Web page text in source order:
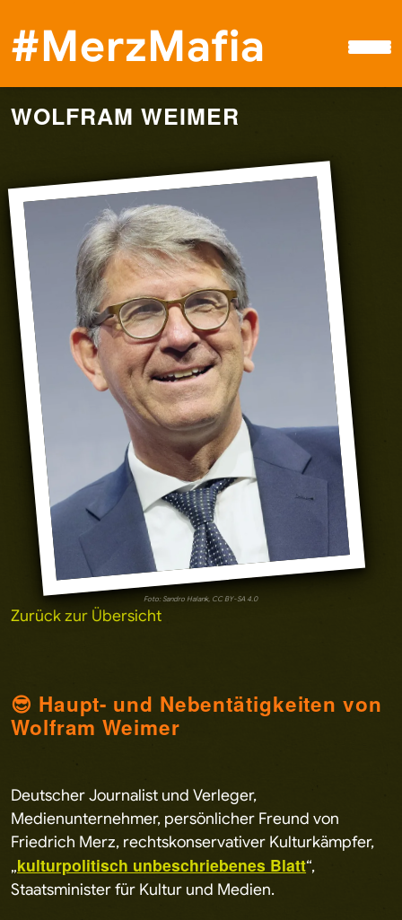
#MerzMafia
#MerzMafia
Boykott
Spenden
WOLFRAM WEIMER
Foto: Sandro Halank, CC BY-SA 4.0
Zurück zur Übersicht
😎 Haupt- und Nebentätigkeiten von
Wolfram Weimer
Deutscher Journalist und Verleger,
Medienunternehmer, persönlicher Freund von
Friedrich Merz, rechtskonservativer Kulturkämpfer,
„kulturpolitisch unbeschriebenes Blatt“,
Staatsminister für Kultur und Medien.